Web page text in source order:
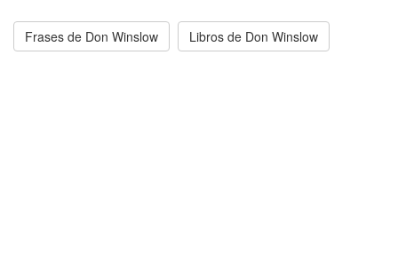
Frases de Don Winslow Libros de Don Winslow